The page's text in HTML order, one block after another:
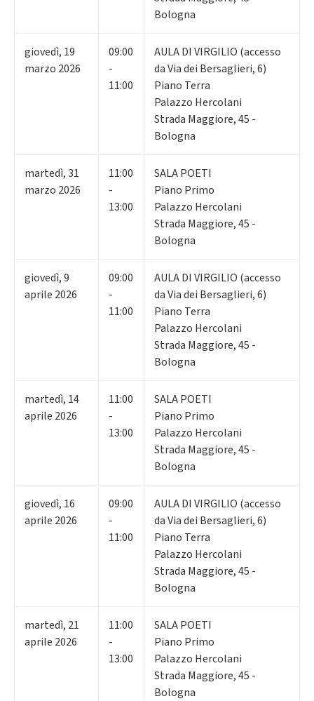
Bologna
giovedì, 19
marzo 2026
09:00
-
11:00
AULA DI VIRGILIO (accesso
da Via dei Bersaglieri, 6)
Piano Terra
Palazzo Hercolani
Strada Maggiore, 45 -
Bologna
martedì,31
marzo 2026
11:00
-
13:00
SALA POETI
Piano Primo
Palazzo Hercolani
Strada Maggiore, 45 -
Bologna
giovedì,9
aprile 2026
09:00
-
11:00
AULA DI VIRGILIO (accesso
da Via dei Bersaglieri, 6)
Piano Terra
Palazzo Hercolani
Strada Maggiore, 45 -
Bologna
martedì, 14
aprile 2026
11:00
-
13:00
SALA POETI
Piano Primo
Palazzo Hercolani
Strada Maggiore, 45 -
Bologna
giovedì, 16
aprile 2026
09:00
-
11:00
AULA DI VIRGILIO (accesso
da Via dei Bersaglieri, 6)
Piano Terra
Palazzo Hercolani
Strada Maggiore, 45 -
Bologna
martedì, 21
aprile 2026
11:00
-
13:00
SALA POETI
Piano Primo
Palazzo Hercolani
Strada Maggiore, 45 -
Bologna